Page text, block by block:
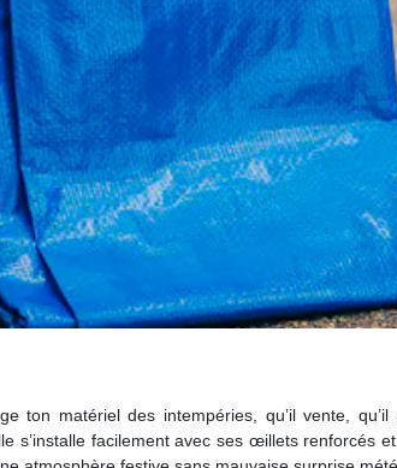
ton matériel des intempéries, qu’il vente, qu’il
s’installe facilement avec ses œillets renforcés